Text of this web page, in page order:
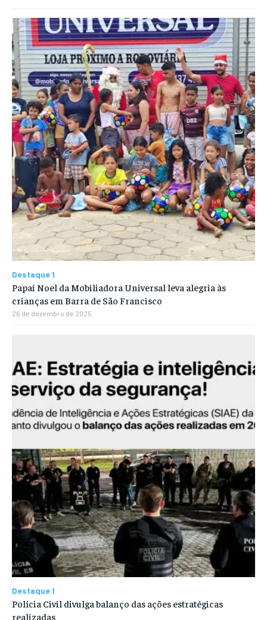
Destaque 1
Papai Noel da Mobiliadora Universal leva alegria às
crianças em Barra de São Francisco
26 de dezembro de 2025
Destaque 1
Polícia Civil divulga balanço das ações estratégicas
realizadas